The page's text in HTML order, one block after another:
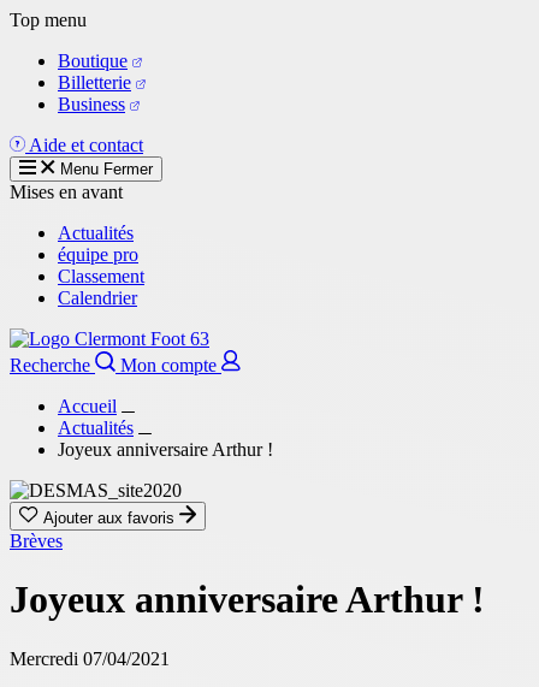
Aller
contenu
principal
Top menu
Boutique
Billetterie
Business
Aide et contact
Menu Fermer
Mises en avant
Actualités
équipe pro
Classement
Calendrier
Recherche
Mon compte
Accueil
Actualités
Joyeux anniversaire Arthur !
Ajouter aux favoris
Brèves
Joyeux anniversaire Arthur !
Mercredi 07/04/2021